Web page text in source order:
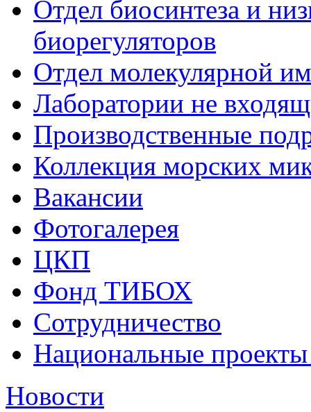
Отдел биосинтеза и
биорегуляторов
Отдел молекулярной
Лаборатории не
Производственные
Коллекция морских
Вакансии
Фотогалерея
ЦКП
Фонд ТИБОХ
Сотрудничество
Национальные
Новости